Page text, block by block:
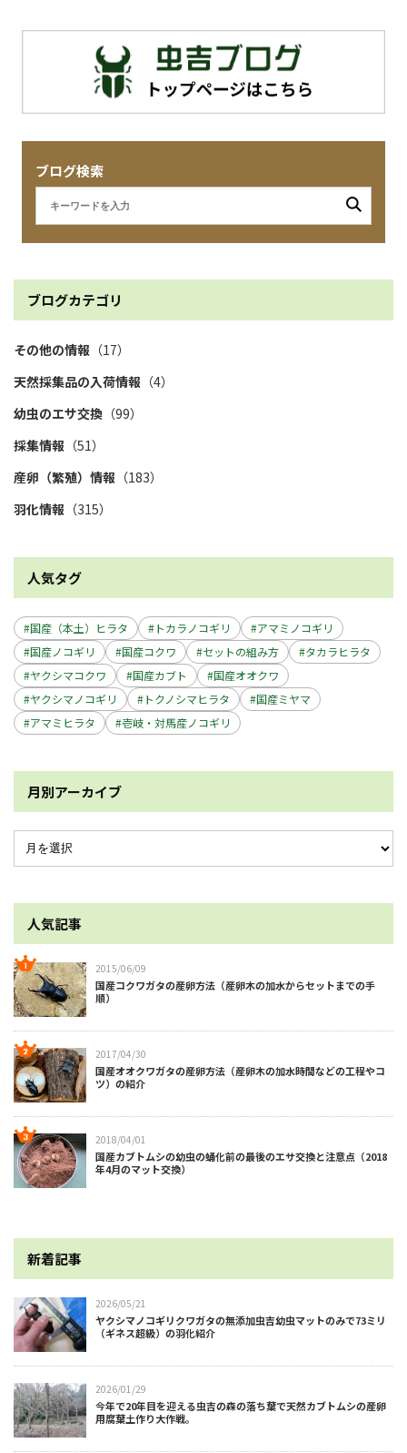
ブログ検索
ブログカテゴリ
その他の情報 （17）
天然採集品の入荷情報 （4）
幼虫のエサ交換 （99）
採集情報 （51）
産卵（繁殖）情報 （183）
羽化情報 （315）
人気タグ
国産（本土）ヒラタ トカラノコギリ
アマミノコギリ
国産ノコギリ
国産コクワ セットの組み方
タカラヒラタ
ヤクシマコクワ
国産カブト
国産オオクワ
ヤクシマノコギリ
トクノシマヒラタ
国産ミヤマ
アマミヒラタ
壱岐・対馬産ノコギリ
月別アーカイブ
人気記事
2015/06/09
国産コクワガタの産卵方法（産卵木の加水からセットまでの手
順）
2017/04/30
国産オオクワガタの産卵方法（産卵木の加水時間などの工程やコ
ツ）の紹介
2018/04/01
国産カブトムシの幼虫の蛹化前の最後のエサ交換と注意点（2018
年4月のマット交換）
新着記事
2026/05/21
ヤクシマノコギリクワガタの無添加虫吉幼虫マットのみで73ミリ
（ギネス超級）の羽化紹介
2026/01/29
今年で20年目を迎える虫吉の森の落ち葉で天然カブトムシの産卵
用腐葉土作り大作戦。